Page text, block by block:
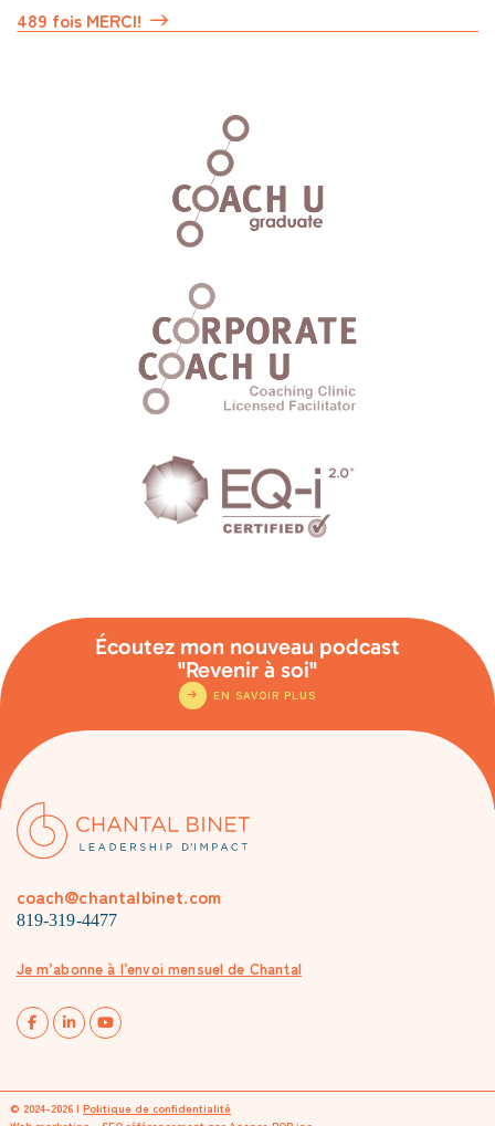
489 fois MERCI!
Écoutez mon nouveau podcast
"Revenir à soi"
EN SAVOIR PLUS
coach@chantalbinet.com
819-319-4477
Je m’abonne à l’envoi mensuel de Chantal
© 2024-2026 |Politique de confidentialité